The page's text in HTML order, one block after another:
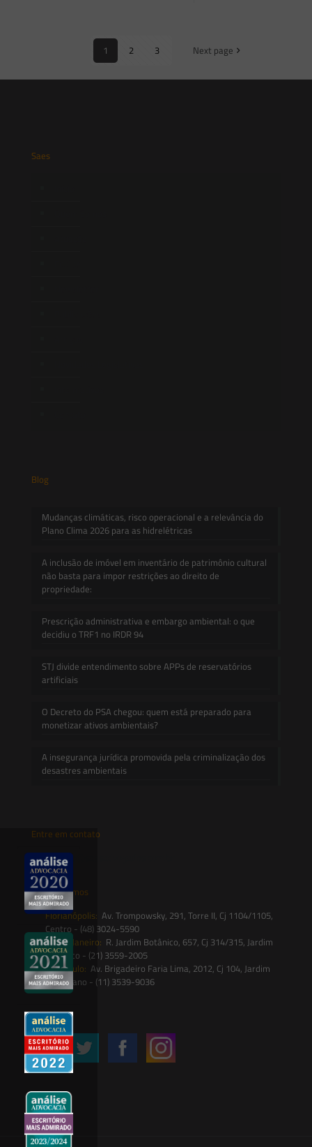
1 2 3 Next page
Saes
Blog
Mudanças climáticas, risco operacional e a relevância do
Plano Clima 2026 para as hidrelétricas
A inclusão de imóvel em inventário de patrimônio cultural
não basta para impor restrições ao direito de
propriedade:
Prescrição administrativa e embargo ambiental: o que
decidiu o TRF1 no IRDR 94
STJ divide entendimento sobre APPs de reservatórios
artificiais
O Decreto do PSA chegou: quem está preparado para
monetizar ativos ambientais?
A insegurança jurídica promovida pela criminalização dos
desastres ambientais
Entre em contato
contato@saesadvogados.com.br
Onde estamos
Florianópolis: Av. Trompowsky, 291, Torre II, Cj 1104/1105,
Centro - (48) 3024-5590
Rio de Janeiro: R. Jardim Botânico, 657, Cj 314/315, Jardim
Botânico - (21) 3559-2005
São Paulo: Av. Brigadeiro Faria Lima, 2012, Cj 104, Jardim
Paulistano - (11) 3539-9036
Siga-nos